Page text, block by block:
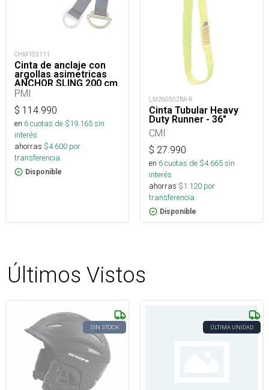
CHM103111
Cinta de anclaje con
argollas asimetricas
ANCHOR SLING 200 cm
26.1kN
PMI
$ 114.990
en 6cuotas de $19.165sin
interés
ahorras $4.600 por
transferencia.
Disponible
LM260502BA-R
Cinta Tubular Heavy
Duty Runner - 36"
CMI
$ 27.990
en 6cuotas de $4.665sin
interés
ahorras $1.120 por
transferencia.
Disponible
Últimos Vistos
SIN STOCK ÚLTIMA UNIDAD